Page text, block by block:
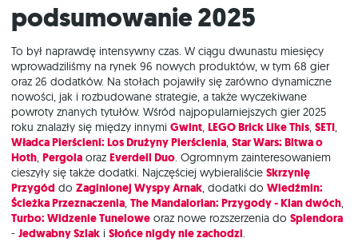
Podsumowanie 2025
To był naprawdę intensywny czas. W ciągu dwunastu miesięcy
wprowadziliśmy na rynek 96 nowych produktów, w tym 68 gier
oraz 26 dodatków. Na stołach pojawiły się zarówno dynamiczne
nowości, jak i rozbudowane strategie, a także wyczekiwane
powroty znanych tytułów. Wśród najpopularniejszych gier 2025
roku znalazły się między innymi Gwint, LEGO Brick Like This, SETI,
Władca Pierścieni: Los Drużyny Pierścienia, Star Wars: Bitwa o
Hoth, Pergola oraz Everdell Duo. Ogromnym zainteresowaniem
cieszyły się także dodatki. Najczęściej wybieraliście Skrzynię
Przygód do Zaginionej Wyspy Arnak, dodatki do Wiedźmin:
Ścieżka Przeznaczenia, The Mandalorian: Przygody - Klan dwóch,
Turbo: Widzenie Tunelowe oraz nowe rozszerzenia do Splendora
- Jedwabny Szlak i Słońce nigdy nie zachodzi.